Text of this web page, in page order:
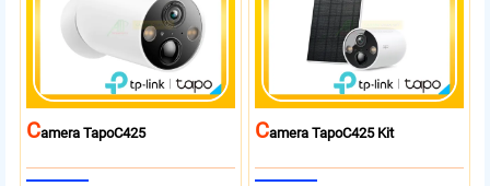
CAmera TapoC425 CAmera TapoC425 Kit